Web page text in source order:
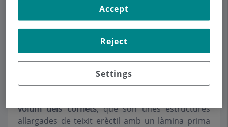
Horario
Cirurgia de cornets
volum dels cornets, que són unes estructures
allargades de teixit erèctil amb un làmina prima
Settings
Reject
Accept